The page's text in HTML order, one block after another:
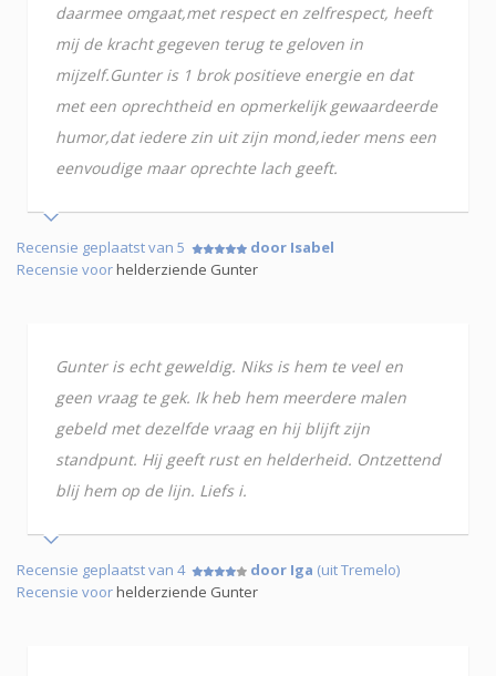
daarmee omgaat,met respect en zelfrespect, heeft
mij de kracht gegeven terug te geloven in
mijzelf.Gunter is 1 brok positieve energie en dat
met een oprechtheid en opmerkelijk gewaardeerde
humor,dat iedere zin uit zijn mond,ieder mens een
eenvoudige maar oprechte lach geeft.
Recensie geplaatst van 5
door Isabel
Recensie voorhelderziende Gunter
Gunter is echt geweldig. Niks is hem te veel en
geen vraag te gek. Ik heb hem meerdere malen
gebeld met dezelfde vraag en hij blijft zijn
standpunt. Hij geeft rust en helderheid. Ontzettend
blij hem op de lijn. Liefs i.
Recensie geplaatst van 4 door Iga (uit Tremelo)
Recensie voorhelderziende Gunter